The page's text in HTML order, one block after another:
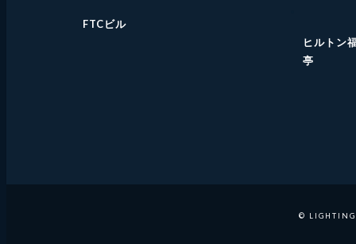
FTCビル
ヒルトン
亭
©